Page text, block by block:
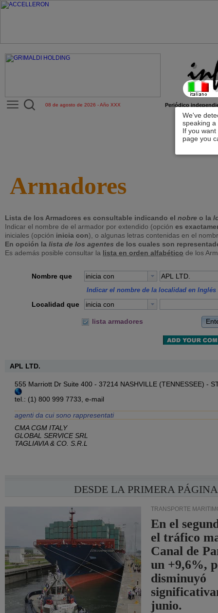
We've
speaking
If you
page you
08 de agosto de 2026 - Año XXX Periódico
Armadores
Lista de los Armadores es consultable indicando el nobre o la
Indicar el nombre de el armador por extendido (opción es
iniciales (opción inicia con), o algunas letras contenidas en el
En opción la lista de los agentes de los cuales son
Es además posible consultar la lista en orden alfabético de los
Nombre que inicia con
Indicar el nombre de la localidad en Inglés
Localidad que inicia con
lista armadores
APL LTD.
555 Marriott Dr Suite 400 - 37214 NASHVILLE (TENNESSEE) -
tel.: (1) 800 999 7733, e-mail
agenti da cui sono rappresentati
CMA CGM ITALY
GLOBAL SERVICE SRL
TAGLIAVIA & CO. S.R.L
DESDE LA PRIMERA PÁGINA
TRANSPORTE
En el
el tráfico
Canal de
un +9,6%,
disminuyó
junio.